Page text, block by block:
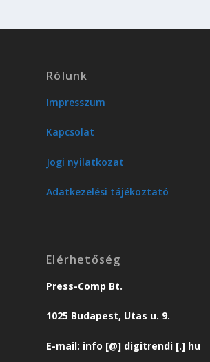
Rólunk
Impresszum
Kapcsolat
Jogi nyilatkozat
Adatkezelési tájékoztató
Elérhetőség
Press-Comp Bt.
1025 Budapest, Utas u. 9.
E-mail: info [@] digitrendi [.] hu